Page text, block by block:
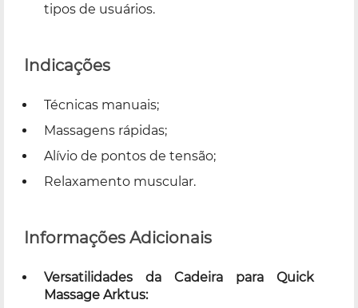
tipos de usuários.
Indicações
Técnicas manuais;
Massagens rápidas;
Alívio de pontos de tensão;
Relaxamento muscular.
Informações Adicionais
Versatilidades da Cadeira para Quick
Massage Arktus: